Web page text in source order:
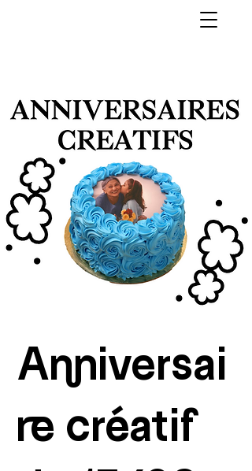
Anniversai
re créatif